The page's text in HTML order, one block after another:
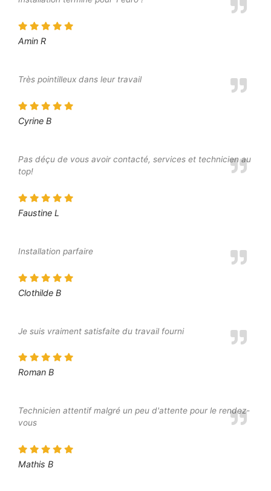
Amin R
Très pointilleux dans leur travail
Cyrine B
Pas déçu de vous avoir contacté, services et technicien au
top!
Faustine L
Installation parfaire
Clothilde B
Je suis vraiment satisfaite du travail fourni
Roman B
Technicien attentif malgré un peu d'attente pour le rendez-
vous
Mathis B